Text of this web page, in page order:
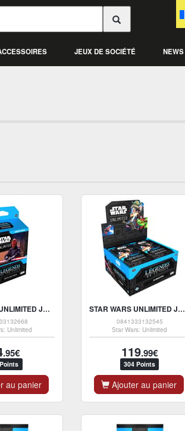
JEUX DE SOCIÉTÉ NEWS
STAR WARS UNLIMITED JCC - DECK DE DÉMARRAGE LÉGENDES DE LA FORCE : DARTH MAUL - FR
Unlimited
.95€
au panier
STAR WARS UNLIMITED JCC - DISPLAY DE PACKS DE BOOSTER LÉGENDES DE LA FORCE (DISPLAY X24) - FR
0841333132545
Star Wars: Unlimited
119.99€
304 Points
Ajouter au panier